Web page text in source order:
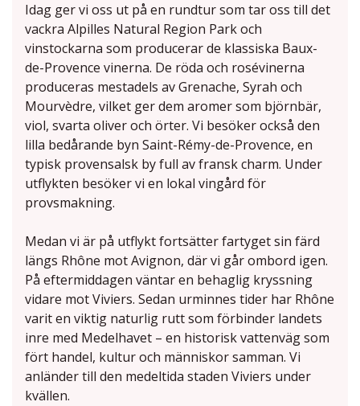
Idag ger vi oss ut på en rundtur som tar oss till det
vackra Alpilles Natural Region Park och
vinstockarna som producerar de klassiska Baux-
de-Provence vinerna. De röda och rosévinerna
produceras mestadels av Grenache, Syrah och
Mourvèdre, vilket ger dem aromer som björnbär,
viol, svarta oliver och örter. Vi besöker också den
lilla bedårande byn Saint-Rémy-de-Provence, en
typisk provensalsk by full av fransk charm. Under
utflykten besöker vi en lokal vingård för
provsmakning.
Medan vi är på utflykt fortsätter fartyget sin färd
längs Rhône mot Avignon, där vi går ombord igen.
På eftermiddagen väntar en behaglig kryssning
vidare mot Viviers. Sedan urminnes tider har Rhône
varit en viktig naturlig rutt som förbinder landets
inre med Medelhavet – en historisk vattenväg som
fört handel, kultur och människor samman. Vi
anländer till den medeltida staden Viviers under
kvällen.